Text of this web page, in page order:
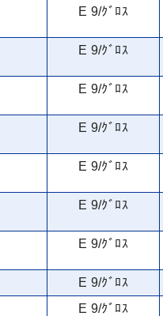
E 9/ｸﾞﾛｽ
E 9/ｸﾞﾛｽ
E 9/ｸﾞﾛｽ
E 9/ｸﾞﾛｽ
E 9/ｸﾞﾛｽ
E 9/ｸﾞﾛｽ
E 9/ｸﾞﾛｽ
E 9/ｸﾞﾛｽ
E 9/ｸﾞﾛｽ